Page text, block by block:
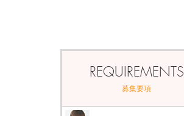
REQUIREMENTS
募集要項